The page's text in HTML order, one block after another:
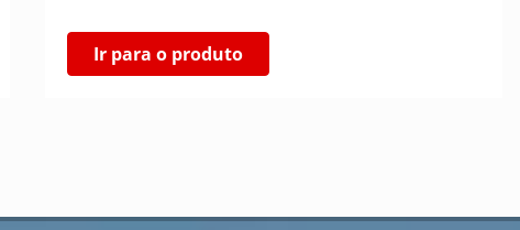
Ir para o produto